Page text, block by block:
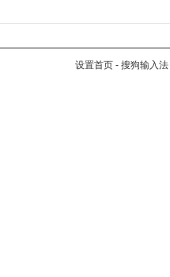
设置首页 - 搜狗输入法